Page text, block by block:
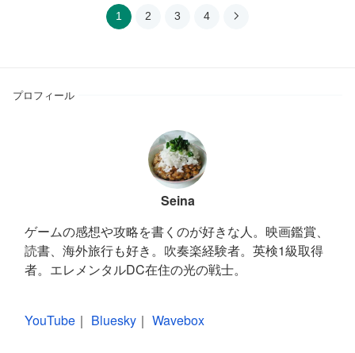
1 2 3 4
プロフィール
Seina
ゲームの感想や攻略を書くのが好きな人。映画鑑賞、
読書、海外旅行も好き。吹奏楽経験者。英検1級取得
者。エレメンタルDC在住の光の戦士。
YouTube ｜ Bluesky ｜ Wavebox